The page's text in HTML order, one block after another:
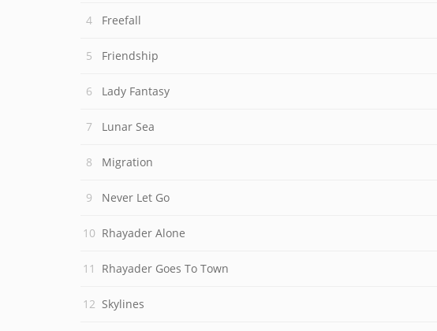
Freefall
Friendship
Lady Fantasy
Lunar Sea
Migration
Never Let Go
Rhayader Alone
Rhayader Goes To Town
Skylines